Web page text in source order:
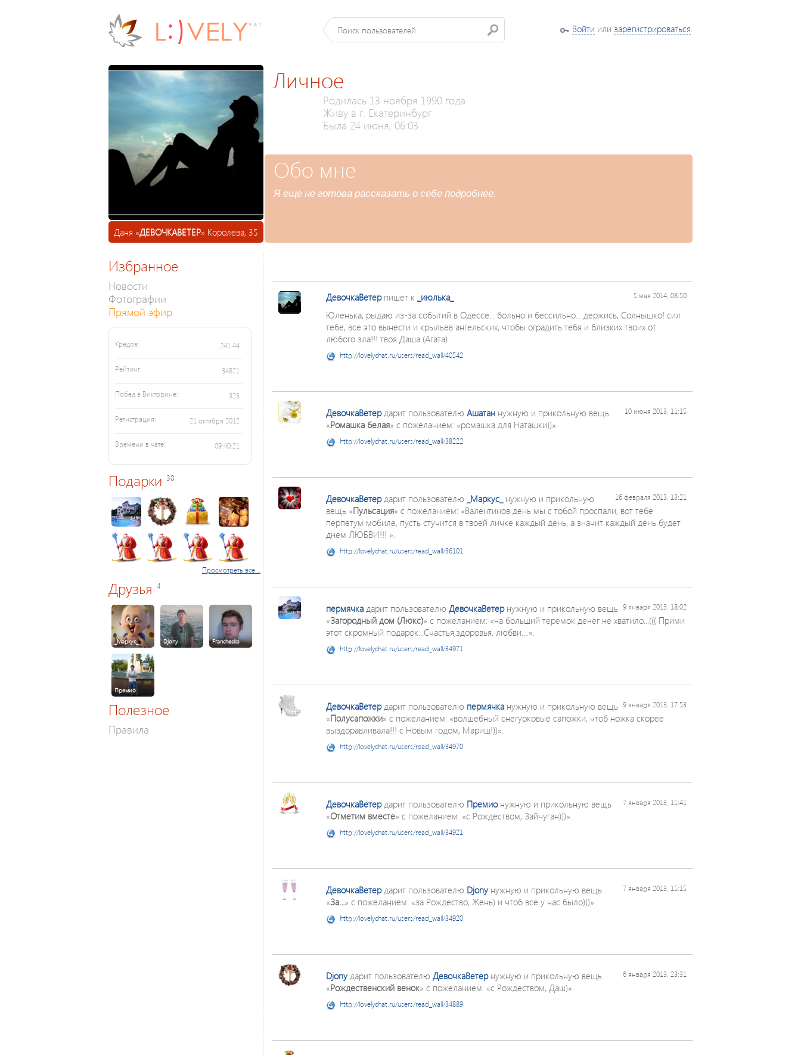
Войти или зарегистрироваться.
Даня «ДЕВОЧКАВЕТЕР» Королева, 35
Личное
Родилась 13 ноября 1990 года.
Живу в г. Екатеринбург
Была 24 июня, 06:03
Обо мне
Я еще не готова рассказать о себе подробнее.
Избранное
Новости
Фотографии
Прямой эфир
Кредов: 241.44
Рейтинг: 34821
Побед в Викторине: 323
Регистрация: 21 октября 2012
Времени в чате: 09:40:21
Подарки 30
Просмотреть все...
Друзья 4
_Маркус_ Djony Franchesko
Премио
Полезное
Правила
ДевочкаВетерпишет к _июлька_ 5 мая 2014, 08:50
Юленька, рыдаю из-за событий в Одессе... больно и бессильно... держись, Солнышко! сил
тебе, все это вынести и крыльев ангельских, чтобы оградить тебя и близких твоих от
любого зла!!! твоя Даша (Агата)
http://lovelychat.ru/users/read_wall/40542
10 июня 2013, 11:15
ДевочкаВетердарит пользователю Ашатан нужную и прикольную вещь
«Ромашка белая» с пожеланием: «ромашка для Наташки))».
http://lovelychat.ru/users/read_wall/38222
16 февраля 2013, 13:21
ДевочкаВетердарит пользователю _Маркус_ нужную и прикольную
вещь «Пульсация» с пожеланием: «Валентинов день мы с тобой проспали, вот тебе
перпетум мобиле, пусть стучится в твоей личке каждый день, а значит каждый день будет
днем ЛЮБВИ!!! ».
http://lovelychat.ru/users/read_wall/36101
9 января 2013, 18:02
пермячка дарит пользователю ДевочкаВетернужную и прикольную вещь
«Загородный дом (Люкс)» с пожеланием: «на больший теремок денег не хватило...((( Прими
этот скромный подарок...Счастья,здоровья, любви....».
http://lovelychat.ru/users/read_wall/34971
9 января 2013, 17:53
ДевочкаВетердарит пользователю пермячка нужную и прикольную вещь
«Полусапожки» с пожеланием: «волшебный снегурковые сапожки, чтоб ножка скорее
выздоравливала!!! с Новым годом, Мариш!))».
http://lovelychat.ru/users/read_wall/34970
7 января 2013, 15:41
ДевочкаВетердарит пользователю Премионужную и прикольную вещь
«Отметим вместе» с пожеланием: «с Рождеством, Зайчуган)))».
http://lovelychat.ru/users/read_wall/34921
7 января 2013, 15:15
ДевочкаВетердарит пользователю Djonyнужную и прикольную вещь
«За...» с пожеланием: «за Рождество, Жень) и чтоб все у нас было)))».
http://lovelychat.ru/users/read_wall/34920
6 января 2013, 23:31
Djonyдарит пользователю ДевочкаВетернужную и прикольную вещь
«Рождественский венок» с пожеланием: «с Рождеством, Даш)».
http://lovelychat.ru/users/read_wall/34889